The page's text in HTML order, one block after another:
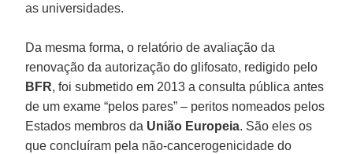
as universidades.
Da mesma forma, o relatório de avaliação da
renovação da autorização do glifosato, redigido pelo
BFR, foi submetido em 2013 a consulta pública antes
de um exame “pelos pares” – peritos nomeados pelos
Estados membros da União Europeia. São eles os
que concluíram pela não-cancerogenicidade do